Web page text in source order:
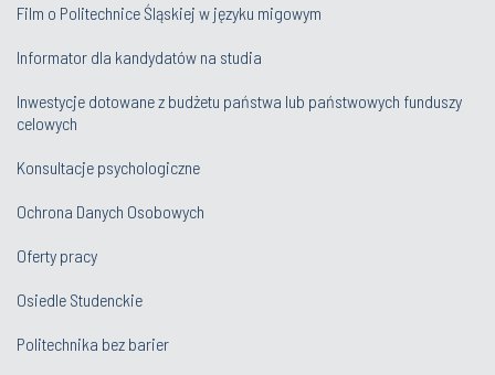
Film o Politechnice Śląskiej w języku migowym
Informator dla kandydatów na studia
Inwestycje dotowane z budżetu państwa lub państwowych funduszy
celowych
Konsultacje psychologiczne
Ochrona Danych Osobowych
Oferty pracy
Osiedle Studenckie
Politechnika bez barier